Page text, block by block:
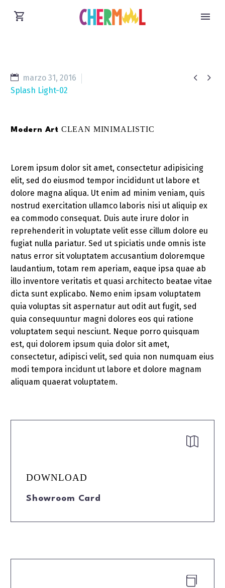
 
marzo 31, 2016
Splash Light-02
Modern Art CLEAN MINIMALISTIC
Lorem ipsum dolor sit amet, consectetur adipisicing
elit, sed do eiusmod tempor incididunt ut labore et
dolore magna aliqua. Ut enim ad minim veniam, quis
nostrud exercitation ullamco laboris nisi ut aliquip ex
ea commodo consequat. Duis aute irure dolor in
reprehenderit in voluptate velit esse cillum dolore eu
fugiat nulla pariatur. Sed ut spiciatis unde omnis iste
natus error sit voluptatem accusantium doloremque
laudantium, totam rem aperiam, eaque ipsa quae ab
illo inventore veritatis et quasi architecto beatae vitae
dicta sunt explicabo. Nemo enim ipsam voluptatem
quia voluptas sit aspernatur aut odit aut fugit, sed
quia consequuntur magni dolores eos qui ratione
voluptatem sequi nesciunt. Neque porro quisquam
est, qui dolorem ipsum quia dolor sit amet,
consectetur, adipisci velit, sed quia non numquam eius
modi tempora incidunt ut labore et dolore magnam
aliquam quaerat voluptatem.


DOWNLOAD
Showroom Card

